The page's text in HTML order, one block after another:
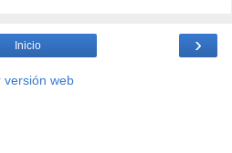
›
Inicio
versión web